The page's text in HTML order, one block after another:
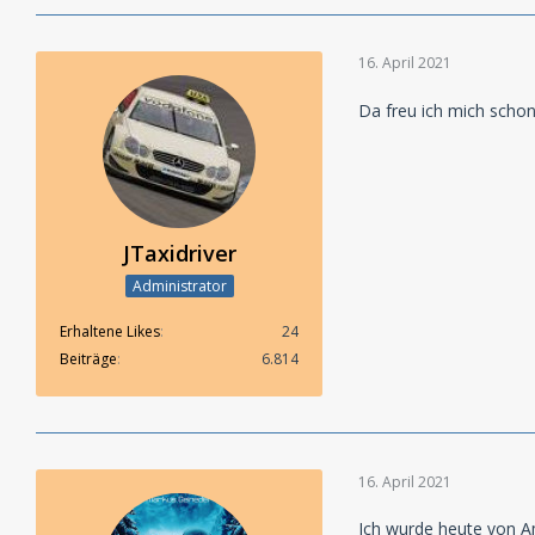
Hörspiel-Serie.
bereits vertraut,
knapp 7 Mio. Mal
bei den Hörern so
JTaxidriver
Administrator
Erhaltene Likes
24
Beiträge
6.814
16. April 2021
Da freu ich mich
16. April 2021
Ich wurde heute von